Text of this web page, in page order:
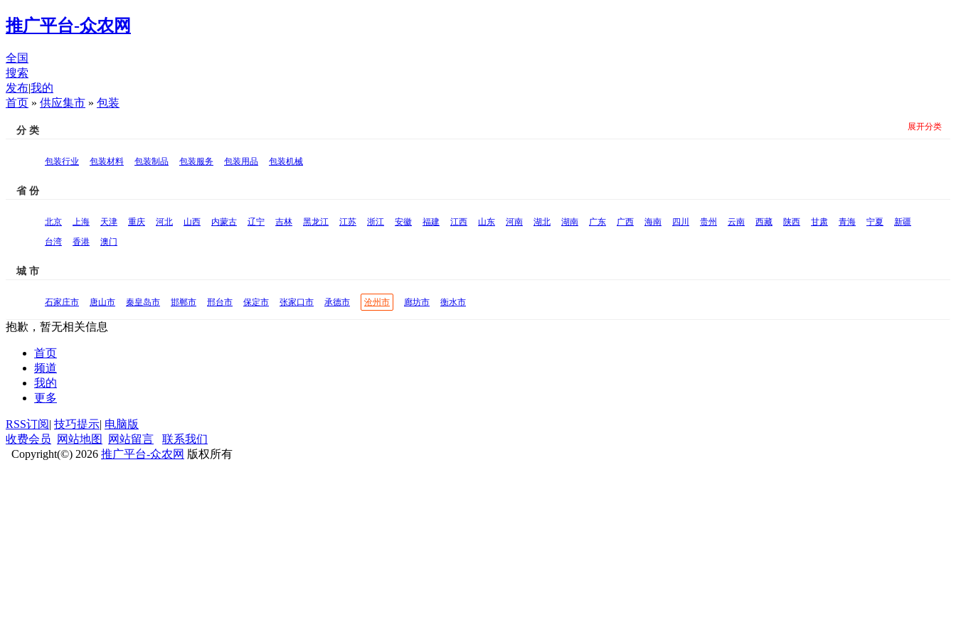
推广平台-众农网
全国
搜索
发布|我的
首页 » 供应集市 » 包装
分 类
包装行业 包装材料 包装制品 包装服务 包装用品 包装机械
展开分类
省 份
北京 上海 天津 重庆 河北 山西 内蒙古 辽宁 吉林 黑龙江 江苏 浙江 安徽 福建 江西 山东 河南 湖北 湖南 广东 广西 海南 四川 贵州 云南 西藏 陕西 甘肃 青海 宁夏
新疆
台湾
香港 澳门
城 市
石家庄市 唐山市 秦皇岛市 邯郸市 邢台市 保定市 张家口市 承德市 沧州市 廊坊市 衡水市
抱歉，暂无相关信息
首页
频道
我的
更多
RSS订阅| 技巧提示| 电脑版
收费会员
网站地图 网站留言
联系我们
Copyright(©) 2026 推广平台-众农网 版权所有